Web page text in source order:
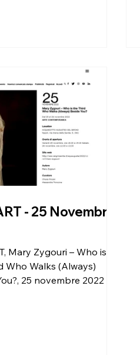
- 25 Novembre
Mary Zygouri – Who is
Who Walks (Always)
25 novembre 2022